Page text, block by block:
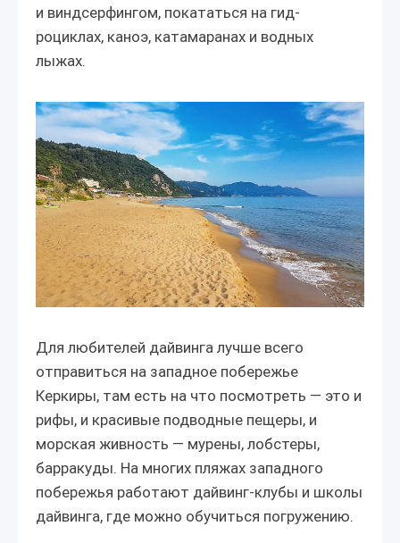
и виндсерфингом, покататься на гид-
роциклах, каноэ, катамаранах и водных
лыжах.
Для любителей дайвинга лучше всего
отправиться на западное побережье
Керкиры, там есть на что посмотреть — это и
рифы, и красивые подводные пещеры, и
морская живность — мурены, лобстеры,
барракуды. На многих пляжах западного
побережья работают дайвинг-клубы и школы
дайвинга, где можно обучиться погружению.